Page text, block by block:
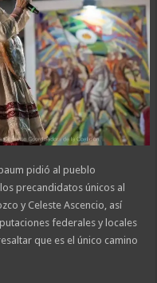
pidió al pueblo
precandidatos únicos al
y Celeste Ascencio, así
federales y locales
que es el único camino